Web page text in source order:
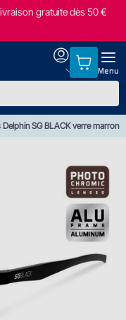
gratuite dès 50 €
Menu
SG BLACK verre marron